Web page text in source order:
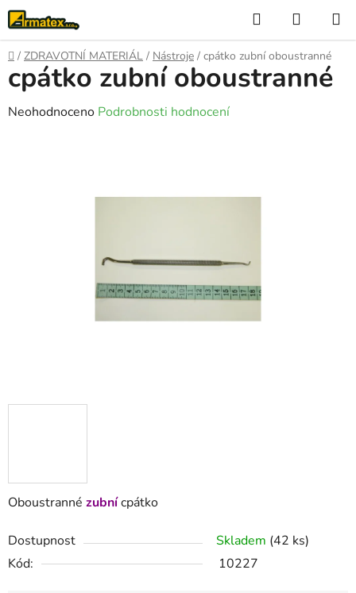
Přejít
na
obsah
Hledat
KOŠÍK
Domů
/ ZDRAVOTNÍ MATERIÁL / Nástroje / cpátko zubní oboustranné
Oboustranné zubnícpátko
Dostupnost Skladem (42 ks)
Kód:
10227
cpátko zubní oboustranné
Průměrné
Neohodnoceno Podrobnosti hodnocení